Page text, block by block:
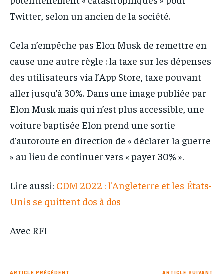
Twitter, selon un ancien de la société.
Cela n’empêche pas Elon Musk de remettre en
cause une autre règle : la taxe sur les dépenses
des utilisateurs via l’App Store, taxe pouvant
aller jusqu’à 30%. Dans une image publiée par
Elon Musk mais qui n’est plus accessible, une
voiture baptisée Elon prend une sortie
d’autoroute en direction de « déclarer la guerre
» au lieu de continuer vers « payer 30% ».
Lire aussi: CDM 2022 : l’Angleterre et les États-
Unis se quittent dos à dos
Avec RFI
ARTICLE PRÉCÉDENT ARTICLE SUIVANT